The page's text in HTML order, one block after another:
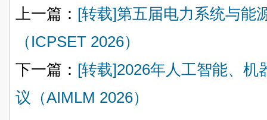
上一篇： [转载]第五届电力系统与能
（ICPSET 2026）
下一篇： [转载]2026年人工智能、
议（AIMLM 2026）